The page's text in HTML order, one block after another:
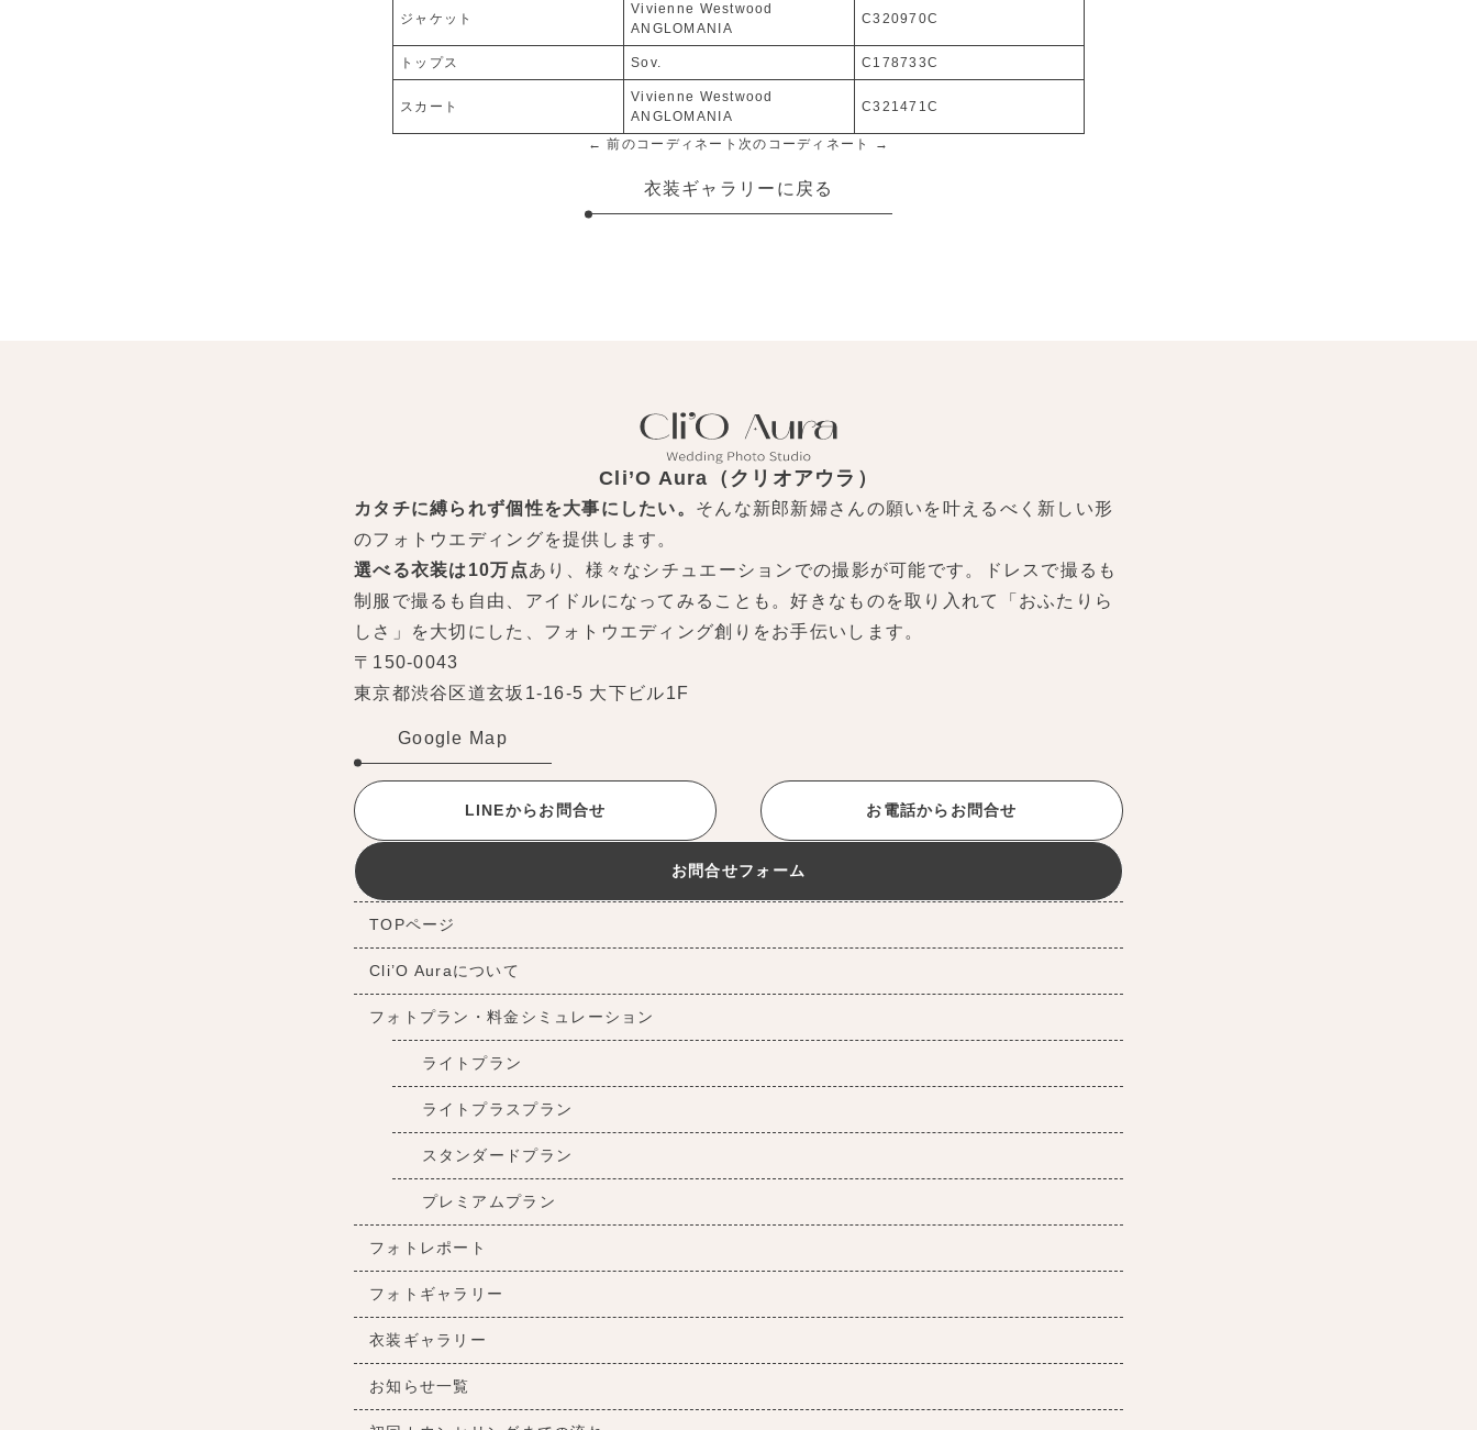
ジャケット
Vivienne Westwood
ANGLOMANIA
C320970C
トップス Sov. C178733C
スカート
Vivienne Westwood
ANGLOMANIA
C321471C
← 前のコーディネート 次のコーディネート →
衣装ギャラリーに戻る
Cli’O Aura（クリオアウラ）
カタチに縛られず個性を大事にしたい。 そんな新郎新婦さんの願いを叶えるべく新しい形
のフォトウエディングを提供します。
選べる衣装は10万点あり、様々なシチュエーションでの撮影が可能です。ドレスで撮るも
制服で撮るも自由、アイドルになってみることも。好きなものを取り入れて「おふたりら
しさ」を大切にした、フォトウエディング創りをお手伝いします。
〒150-0043
東京都渋谷区道玄坂1-16-5 大下ビル1F
Google Map
LINEからお問合せ お電話からお問合せ
お問合せフォーム
TOPページ
Cli’O Auraについて
フォトプラン・料金シミュレーション
ライトプラン
ライトプラスプラン
スタンダードプラン
プレミアムプラン
フォトレポート
フォトギャラリー
衣装ギャラリー
お知らせ一覧